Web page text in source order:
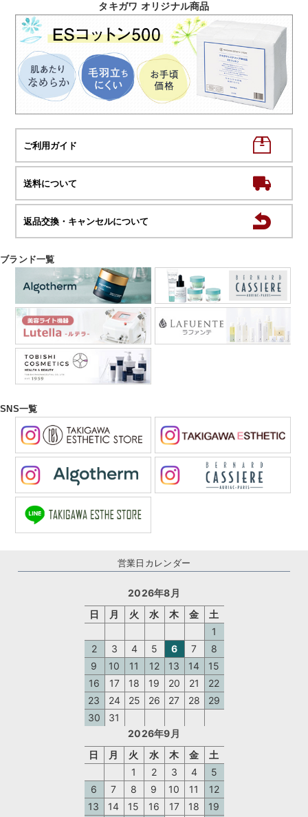
タキガワ オリジナル商品
ご利用ガイド
送料について
返品交換・キャンセルについて
ブランド一覧
SNS一覧
営業日カレンダー
2026年8月
日 月 火 水 木 金 土
1
2
3 4 5 6 7
8
9
10 11 12 13 14
15
16
17 18 19 20 21
22
23
24 25 26 27 28
29
30
31
2026年9月
日 月 火 水 木 金 土
1 2 3 4
5
6
7 8 9 10 11
12
13
14 15 16 17 18 19